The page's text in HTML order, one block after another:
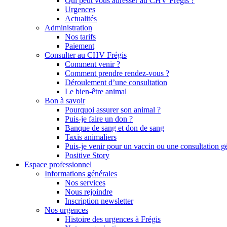
Urgences
Actualités
Administration
Nos tarifs
Paiement
Consulter au CHV Frégis
Comment venir ?
Comment prendre rendez-vous ?
Déroulement d’une consultation
Le bien-être animal
Bon à savoir
Pourquoi assurer son animal ?
Puis-je faire un don ?
Banque de sang et don de sang
Taxis animaliers
Puis-je venir pour un vaccin ou une consultation
Positive Story
Espace professionnel
Informations générales
Nos services
Nous rejoindre
Inscription newsletter
Nos urgences
Histoire des urgences à Frégis